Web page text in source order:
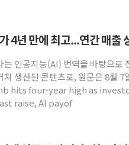
4년 만에 최고...연간 매출
는 인공지능(AI) 번역을 바탕으로
쳐 생산된 콘텐츠로, 원문은 8월 7
hits four-year high as
raise, AI payof